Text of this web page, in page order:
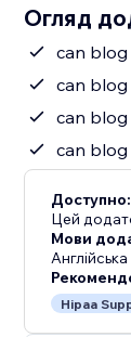
Огляд
can
can
can
can
Доступно:
Цей
Мови
Англійська
Hipaa